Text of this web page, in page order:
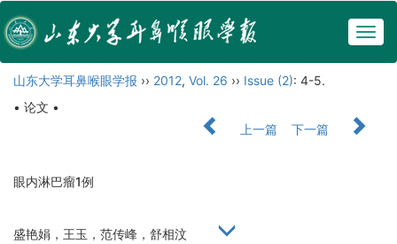
山东大学耳鼻喉眼学报 ›› 2012, Vol. 26 ›› Issue (2): 4-5.
• 论文 •
上一篇
下一篇
眼内淋巴瘤1例
盛艳娟，王玉，范传峰，舒相汶